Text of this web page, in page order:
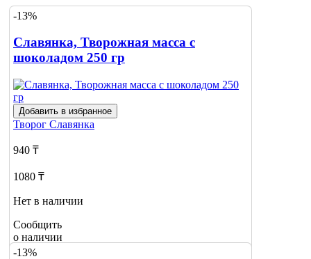
-13%
Славянка, Творожная масса с
шоколадом 250 гр
Добавить в избранное
Творог Славянка
940 ₸
1080 ₸
Нет в наличии
Сообщить
о наличии
-13%